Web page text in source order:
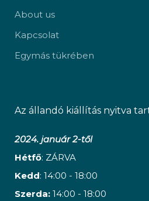
About us
Kapcsolat
Egymás tükrében
Az állandó kiállítás nyitva
2024. január 2-től
Hétfő: ZÁRVA
Kedd: 14:00 - 18:00
Szerda: 14:00 - 18:00